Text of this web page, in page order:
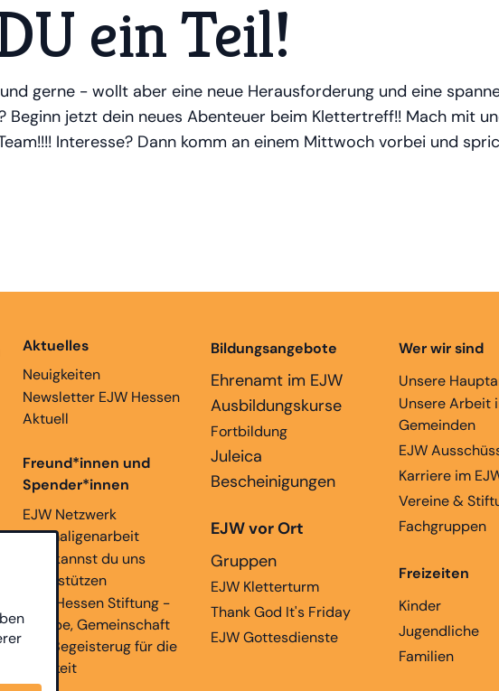
ein Teil!
gerne - wollt aber eine neue Herausforderung und eine
Beginn jetzt dein neues Abenteuer beim Klettertreff!! Mach mit
Interesse? Dann komm an einem Mittwoch vorbei und
Aktuelles
Neuigkeiten
Newsletter EJW Hessen
Aktuell
Freund*innen und
Spender*innen
EJW Netzwerk
Ehemaligenarbeit
Hier kannst du uns
unterstützen
EJW Hessen Stiftung -
Glaube, Gemeinschaft
und Begeisterug für die
Ewigkeit
Bildungsangebote
Ehrenamt im EJW
Ausbildungskurse
Fortbildung
Juleica
Bescheinigungen
EJW vor Ort
Gruppen
EJW Kletterturm
Thank God It's Friday
EJW Gottesdienste
Wer wir sind
Unsere
Unsere Arbeit
Gemeinden
EJW
Karriere im
Vereine &
Fachgruppen
Freizeiten
Kinder
Jugendliche
Familien